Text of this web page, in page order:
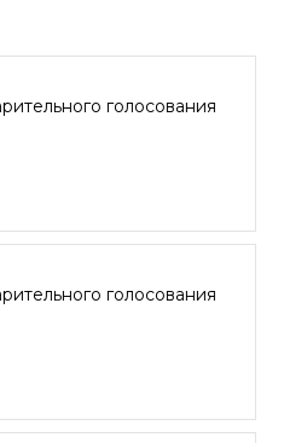
голосования
голосования